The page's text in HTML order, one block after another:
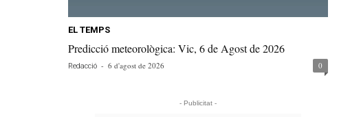
EL TEMPS
Predicció meteorològica: Vic, 6 de Agost de 2026
Redacció - 6 d'agost de 2026 0
- Publicitat -